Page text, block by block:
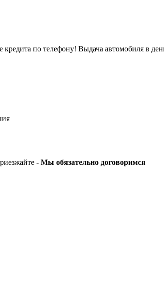
по телефону! Выдача автомобиля в
- Мы обязательно договоримся